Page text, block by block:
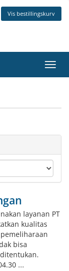
Vis bestillingskurv
Skift
layanan PT
kualitas
bisa
...